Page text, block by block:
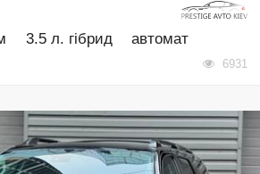
3.5 л. гібрид автомат
6931